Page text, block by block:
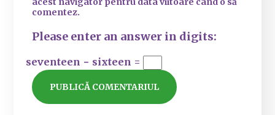
comentez.
Please enter an answer in digits:
seventeen − sixteen =